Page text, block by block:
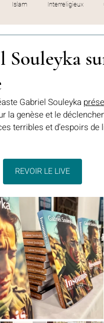
Islam Interreligieux
Notre mosquée
Gabriel Souleyka
la genèse et le
terribles et d’espoirs
REVOIR LE LIVE